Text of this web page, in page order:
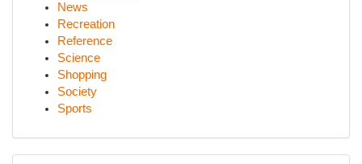
News
Recreation
Reference
Science
Shopping
Society
Sports